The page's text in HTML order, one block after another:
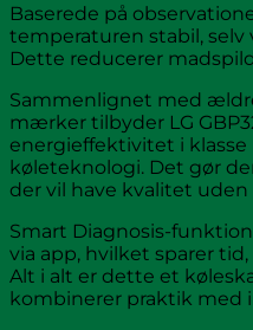
Baserede på
temperaturen stabil, selv
Dette reducerer
Sammenlignet med
mærker tilbyder LG
energieffektivitet i klasse
køleteknologi. Det gør
der vil have kvalitet
Smart Diagnosis-
via app, hvilket sparer
Alt i alt er dette et
kombinerer praktik med